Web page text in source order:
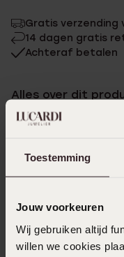
Toestemming
Jouw voorkeuren
Wij gebruiken altijd
willen we cookies
Gratis
14 dagen gratis
Achteraf betalen
Alles over dit
Levering &